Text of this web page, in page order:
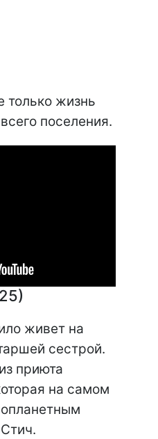
только жизнь
поселения.
живет на
сестрой.
приюта
на самом